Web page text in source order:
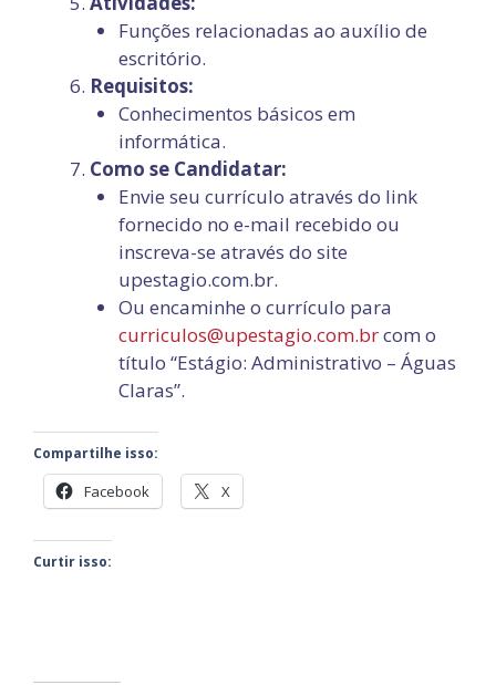
Funções relacionadas ao auxílio de
escritório.
Requisitos:
Conhecimentos básicos em
informática.
Como se Candidatar:
Envie seu currículo através do link
fornecido no e-mail recebido ou
inscreva-se através do site
upestagio.com.br.
Ou encaminhe o currículo para
curriculos@upestagio.com.brcom o
título “Estágio: Administrativo – Águas
Claras”.
Compartilhe isso:
Facebook X
Curtir isso: